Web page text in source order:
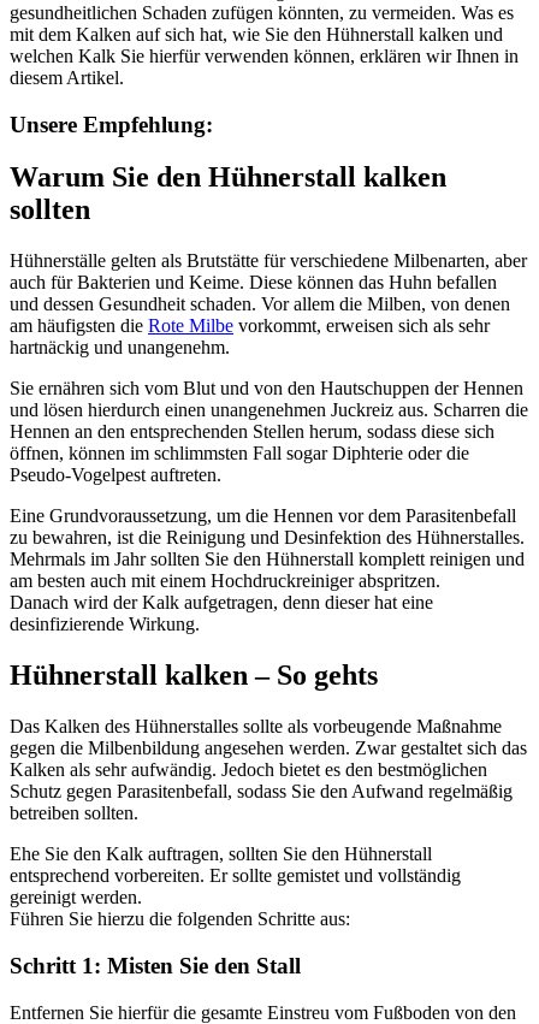
gesundheitlichen Schaden zufügen könnten, zu vermeiden. Was es
mit dem Kalken auf sich hat, wie Sie den Hühnerstall kalken und
welchen Kalk Sie hierfür verwenden können, erklären wir Ihnen in
diesem Artikel.
Unsere Empfehlung:
Warum Sie den Hühnerstall kalken
sollten
Hühnerställe gelten als Brutstätte für verschiedene Milbenarten, aber
auch für Bakterien und Keime. Diese können das Huhn befallen
und dessen Gesundheit schaden. Vor allem die Milben, von denen
am häufigsten die Rote Milbe vorkommt, erweisen sich als sehr
hartnäckig und unangenehm.
Sie ernähren sich vom Blut und von den Hautschuppen der Hennen
und lösen hierdurch einen unangenehmen Juckreiz aus. Scharren die
Hennen an den entsprechenden Stellen herum, sodass diese sich
öffnen, können im schlimmsten Fall sogar Diphterie oder die
Pseudo-Vogelpest auftreten.
Eine Grundvoraussetzung, um die Hennen vor dem Parasitenbefall
zu bewahren, ist die Reinigung und Desinfektion des Hühnerstalles.
Mehrmals im Jahr sollten Sie den Hühnerstall komplett reinigen und
am besten auch mit einem Hochdruckreiniger abspritzen.
Danach wird der Kalk aufgetragen, denn dieser hat eine
desinfizierende Wirkung.
Hühnerstall kalken – So gehts
Das Kalken des Hühnerstalles sollte als vorbeugende Maßnahme
gegen die Milbenbildung angesehen werden. Zwar gestaltet sich das
Kalken als sehr aufwändig. Jedoch bietet es den bestmöglichen
Schutz gegen Parasitenbefall, sodass Sie den Aufwand regelmäßig
betreiben sollten.
Ehe Sie den Kalk auftragen, sollten Sie den Hühnerstall
entsprechend vorbereiten. Er sollte gemistet und vollständig
gereinigt werden.
Führen Sie hierzu die folgenden Schritte aus:
Schritt 1: Misten Sie den Stall
Entfernen Sie hierfür die gesamte Einstreu vom Fußboden von den